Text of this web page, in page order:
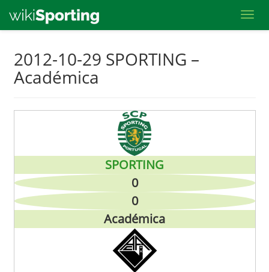
main
2012-10-29 SPORTING –
Académica
SPORTING
0
0
Académica